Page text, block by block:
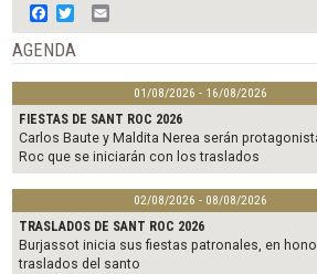
F
a
c
e
b
o
o
k
w
i
t
t
e
r
m
i
l
AGENDA
01/08/2026 - 16/08/2026
FIESTAS DE SANT ROC 2026
Carlos Baute y Maldita Nerea serán
Roc que se iniciarán con los traslados
02/08/2026 - 08/08/2026
TRASLADOS DE SANT ROC 2026
Burjassot inicia sus fiestas patronales, en
traslados del santo